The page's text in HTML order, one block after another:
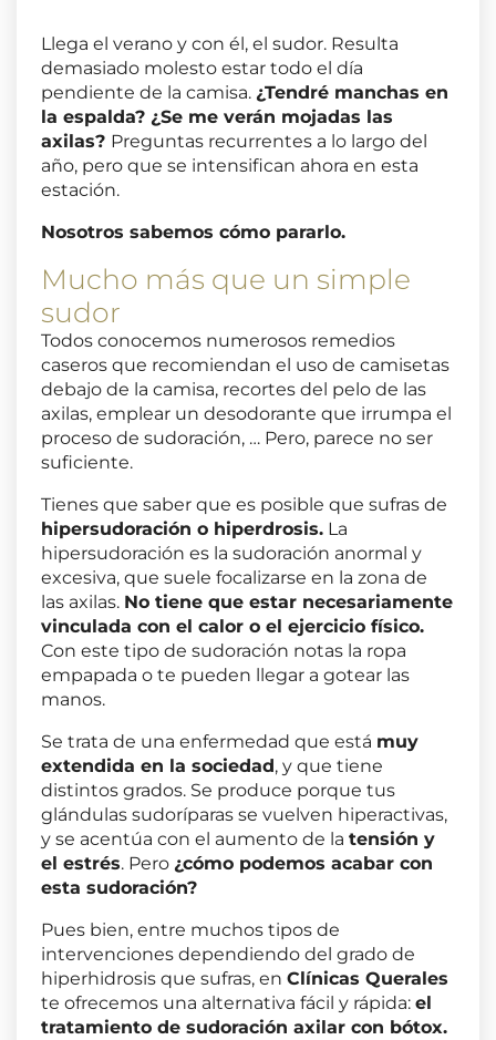
Llega el verano y con él, el sudor. Resulta
demasiado molesto estar todo el día
pendiente de la camisa.¿Tendré manchas en
la espalda? ¿Se me verán mojadas las
axilas? Preguntas recurrentes a lo largo del
año, pero que se intensifican ahora en esta
estación.
Nosotros sabemos cómo pararlo.
Mucho más que un simple
sudor
Todos conocemos numerosos remedios
caseros que recomiendan el uso de camisetas
debajo de la camisa, recortes del pelo de las
axilas, emplear un desodorante que irrumpa el
proceso de sudoración, … Pero, parece no ser
suficiente.
Tienes que saber que es posible que sufras de
hipersudoración o hiperdrosis. La
hipersudoración es la sudoración anormal y
excesiva, que suele focalizarse en la zona de
las axilas. No tiene que estar necesariamente
vinculada con el calor o el ejercicio físico.
Con este tipo de sudoración notas la ropa
empapada o te pueden llegar a gotear las
manos.
Se trata de una enfermedad que está muy
extendida en la sociedad, y que tiene
distintos grados. Se produce porque tus
glándulas sudoríparas se vuelven hiperactivas,
y se acentúa con el aumento de latensión y
el estrés. Pero¿cómo podemos acabar con
esta sudoración?
Pues bien, entre muchos tipos de
intervenciones dependiendo del grado de
hiperhidrosis que sufras, enClínicas Querales
te ofrecemos una alternativa fácil y rápida:el
tratamiento de sudoración axilar con bótox.